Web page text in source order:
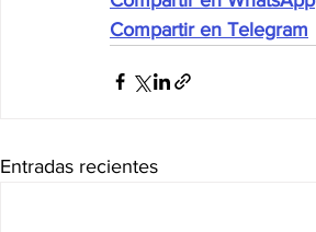
Compartir en Telegram
Entradas recientes